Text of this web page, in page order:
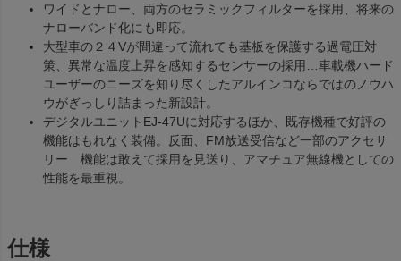
ワイドとナロー、両方のセラミックフィルターを採用、将来の
ナローバンド化にも即応。
大型車の２４Vが間違って流れても基板を保護する過電圧対
策、異常な温度上昇を感知するセンサーの採用…車載機ハード
ユーザーのニーズを知り尽くしたアルインコならではのノウハ
ウがぎっしり詰まった新設計。
デジタルユニットEJ-47Uに対応するほか、既存機種で好評の
機能はもれなく装備。反面、FM放送受信など一部のアクセサ
リー 機能は敢えて採用を見送り、アマチュア無線機としての
性能を最重視。
仕様